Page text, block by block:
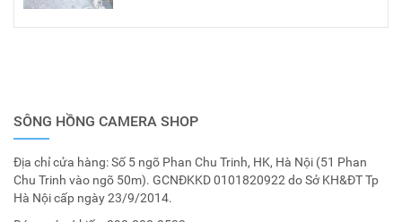
SÔNG HỒNG CAMERA SHOP
Địa chỉ cửa hàng: Số 5 ngõ Phan Chu Trinh, HK, Hà Nội (51 Phan
Chu Trinh vào ngõ 50m). GCNĐKKD 0101820922 do Sở KH&ĐT Tp
Hà Nội cấp ngày 23/9/2014.